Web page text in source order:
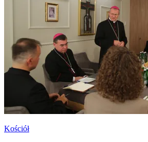
Kościół